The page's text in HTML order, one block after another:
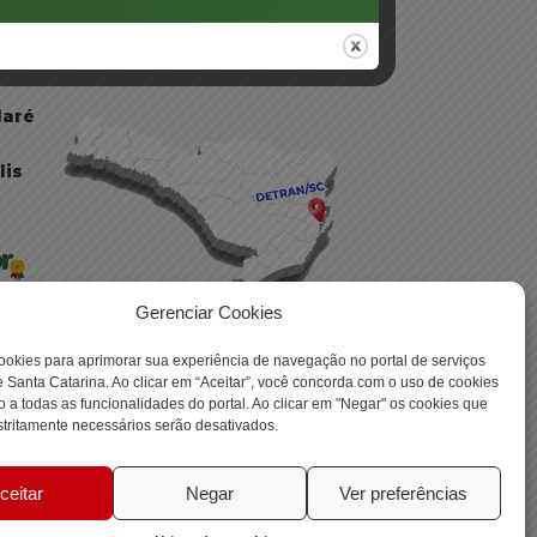
Gerenciar Cookies
para aprimorar sua experiência de navegação no portal de serviços
Santa Catarina. Ao clicar em “Aceitar”, você concorda com o uso de cookies
a todas as funcionalidades do portal. Ao clicar em "Negar" os cookies que
necessários serão desativados.
Negar Ver preferências
-